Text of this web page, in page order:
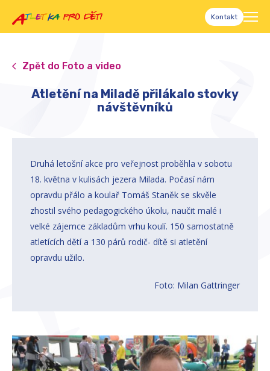
Kontakt
Zpět do Foto a video
Atletění na Miladě přilákalo stovky
návštěvníků
Druhá letošní akce pro veřejnost proběhla v sobotu
18. května v kulisách jezera Milada. Počasí nám
opravdu přálo a koulař Tomáš Staněk se skvěle
zhostil svého pedagogického úkolu, naučit malé i
velké zájemce základům vrhu koulí. 150 samostatně
atletících dětí a 130 párů rodič- dítě si atletění
opravdu užilo.
Foto: Milan Gattringer